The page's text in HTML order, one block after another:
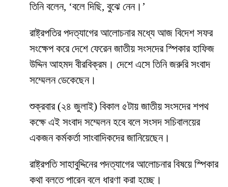
তিনি বলেন, ‘বলে দিছি, বুঝে নেন।’
রাষ্ট্রপতির পদত্যাগের আলোচনার মধ্যে আজ বিদেশ সফর
সংক্ষেপ করে দেশে ফেরেন জাতীয় সংসদের স্পিকার হাফিজ
উদ্দিন আহমদ বীরবিক্রম। দেশে এসে তিনি জরুরি সংবাদ
সম্মেলন ডেকেছেন।
শুক্রবার (২৪ জুলাই) বিকাল ৫টায় জাতীয় সংসদের শপথ
কক্ষে এই সংবাদ সম্মেলন হবে বলে সংসদ সচিবালয়ের
একজন কর্মকর্তা সাংবাদিকদের জানিয়েছেন।
রাষ্ট্রপতি সাহাবুদ্দিনের পদত্যাগের আলোচনার বিষয়ে স্পিকার
কথা বলতে পারেন বলে ধারণা করা হচ্ছে।